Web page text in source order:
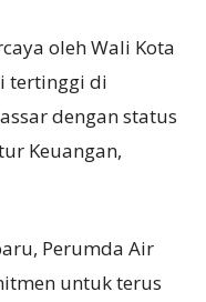
oleh Wali Kota
tertinggi di
dengan status
Keuangan,
Perumda Air
untuk terus